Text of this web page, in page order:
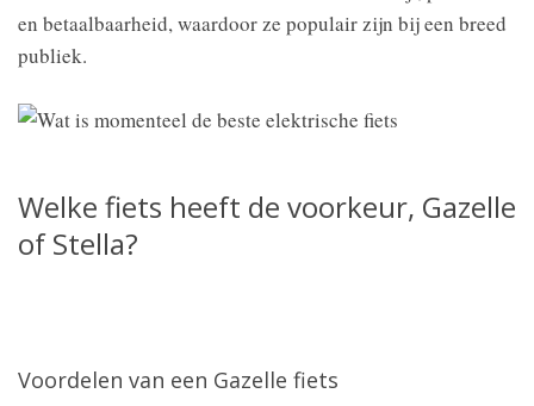
en betaalbaarheid, waardoor ze populair zijn bij een breed
publiek.
Welke fiets heeft de voorkeur, Gazelle
of Stella?
Voordelen van een Gazelle fiets